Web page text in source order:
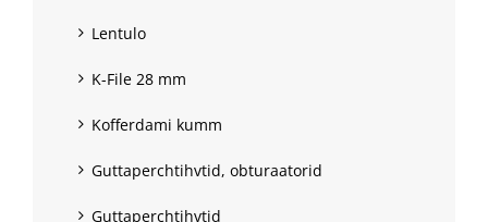
Lentulo
K-File 28 mm
Kofferdami kumm
Guttaperchtihvtid, obturaatorid
Guttaperchtihvtid